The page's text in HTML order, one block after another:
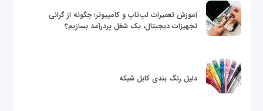
آموزش تعمیرات لپ‌تاپ و کامپیوتر؛ چگونه از گرانی
تجهیزات دیجیتال، یک شغل پردرآمد بسازیم؟
دلیل رنگ بندی کابل شبکه